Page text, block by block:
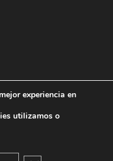
experiencia en
utilizamos o